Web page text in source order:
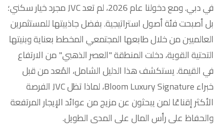
في دبي. ومع دخولنا عام 2026، لم تعد JVC مجرد خيار سكني؛
بل أصبحت فئة أصول استراتيجية. بفضل جاذبيتها للمستثمرين
العالميين من خلال طابعها المجتمعي المخطط بعناية وبنيتها
التحتية القوية، دخلت المنطقة "العصر الذهبي" من الارتفاع
في القيمة. يستكشف هذا الدليل الشامل، المُعد من قبل
خبراء Bloom Luxury Signature، لماذا تظل JVC الفرصة
الأكثر إقناعًا لمن يبحثون عن مزيج من عوائد الإيجار المرتفعة
والحفاظ على رأس المال على المدى الطويل.